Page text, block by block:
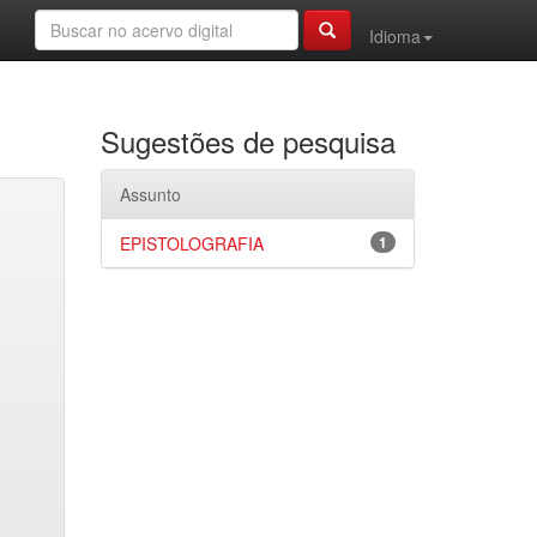
Idioma
Sugestões de pesquisa
Assunto
1
EPISTOLOGRAFIA